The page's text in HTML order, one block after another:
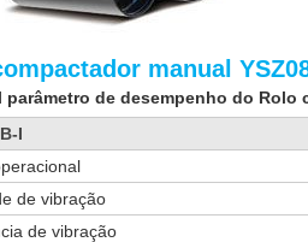
manual
parâmetro de desempenho do Rolo
I
de vibração
de vibração